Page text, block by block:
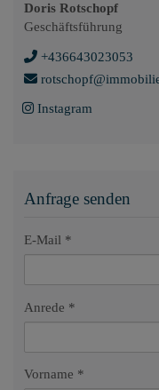
Doris Rotschopf
Geschäftsführung
+436643023053
Instagram
Anfrage senden
E-Mail
Anrede
Vorname